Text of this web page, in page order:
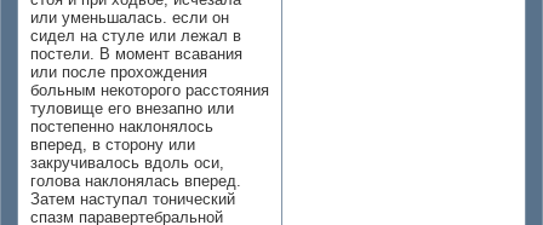
или уменьшалась. если он
сидел на стуле или лежал в
постели. В момент всавания
или после прохождения
больным некоторого расстояния
туловище его внезапно или
постепенно наклонялось
вперед, в сторону или
закручивалось вдоль оси,
голова наклонялась вперед.
Затем наступал тонический
спазм паравертебральной